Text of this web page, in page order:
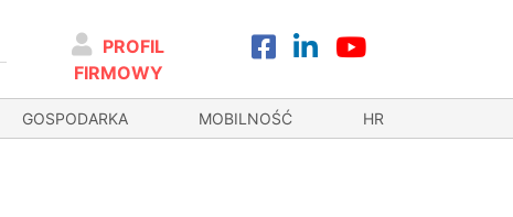
PROFIL
FIRMOWY
GOSPODARKA MOBILNOŚĆ HR